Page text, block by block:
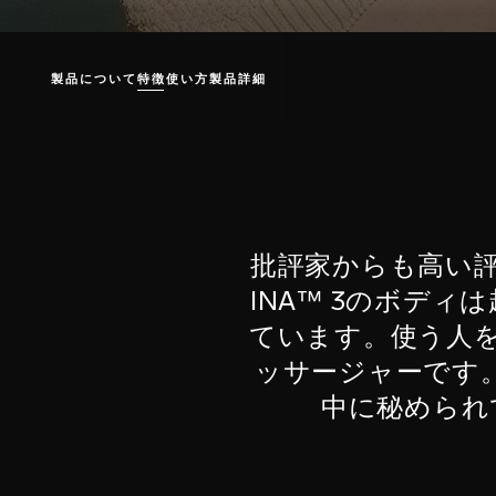
製品について 特徴使い方製品詳細
批評家からも高い
INA™ 3のボディは
ています。使う人
ッサージャーです
中に秘めら